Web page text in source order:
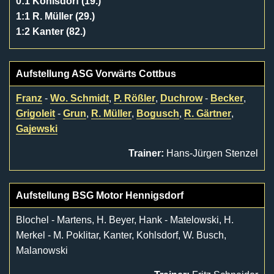
1:1 R. Müller (29.)
1:2 Kanter (82.)
Aufstellung ASG Vorwärts Cottbus
Franz - Wo. Schmidt, P. Rößler, Duchrow- Becker,
Grigoleit - Grun, R. Müller, Bogusch, R. Gärtner,
Gajewski
Trainer: Hans-Jürgen Stenzel
Aufstellung BSG Motor Hennigsdorf
Blochel - Martens, H. Beyer, Hank - Matelowski, H.
Merkel - M. Poklitar, Kanter, Kohlsdorf, W. Busch,
Malanowski